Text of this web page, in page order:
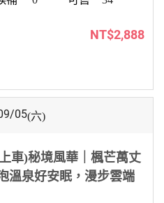
NT$2,888
05(六)
車)秘境風華｜楓芒萬丈
溫泉好安眠，漫步雲端